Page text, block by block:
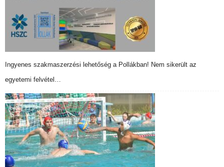
Ingyenes szakmaszerzési lehetőség a Pollákban! Nem sikerült az
egyetemi felvétel…